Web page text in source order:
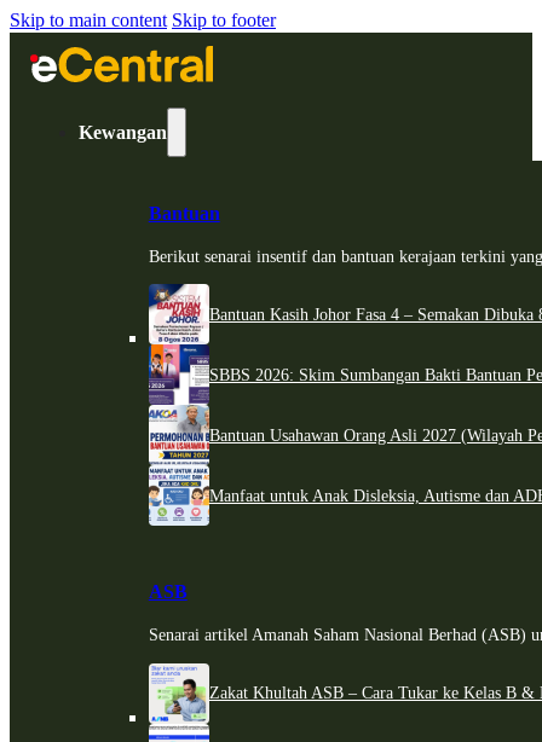
Skip to main content Skip to footer
Kewangan
Bantuan
Berikut senarai insentif dan bantuan kerajaan terkini
Bantuan Kasih Johor Fasa 4 – Semakan
SBBS 2026: Skim Sumbangan Bakti Bantuan
Bantuan Usahawan Orang Asli 2027 (Wilayah
Manfaat untuk Anak Disleksia, Autisme dan
ASB
Senarai artikel Amanah Saham Nasional Berhad (ASB)
Zakat Khultah ASB – Cara Tukar ke Kelas B &